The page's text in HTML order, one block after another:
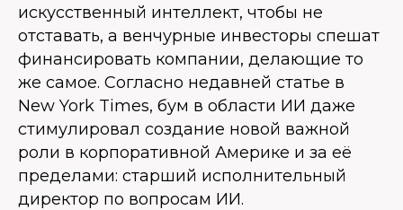
искусственный интеллект, чтобы не
отставать, а венчурные инвесторы спешат
финансировать компании, делающие то
же самое. Согласно недавней статье в
New York Times, бум в области ИИ даже
стимулировал создание новой важной
роли в корпоративной Америке и за её
пределами: старший исполнительный
директор по вопросам ИИ.